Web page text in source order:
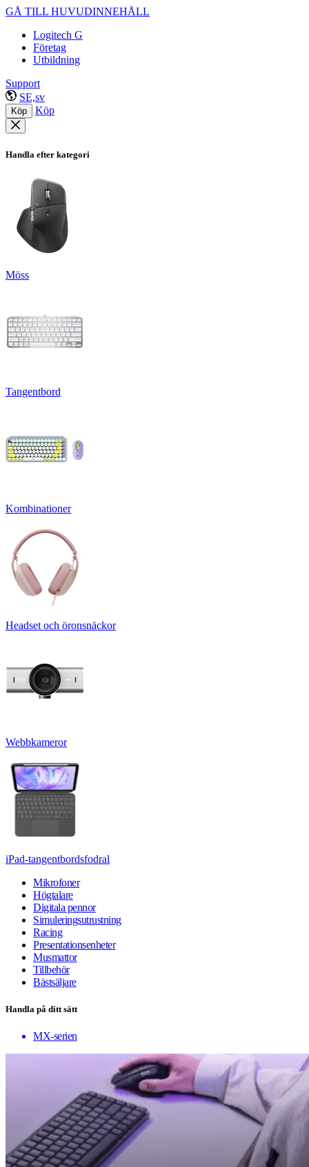
GÅ TILL HUVUDINNEHÅLL
Logitech G
Företag
Utbildning
Support
SE,sv
Köp Köp
Handla efter kategori
Möss
Tangentbord
Kombinationer
Headset och öronsnäckor
Webbkameror
iPad-tangentbordsfodral
Mikrofoner
Högtalare
Digitala pennor
Simuleringsutrustning
Racing
Presentationsenheter
Musmattor
Tillbehör
Bästsäljare
Handla på ditt sätt
MX-serien